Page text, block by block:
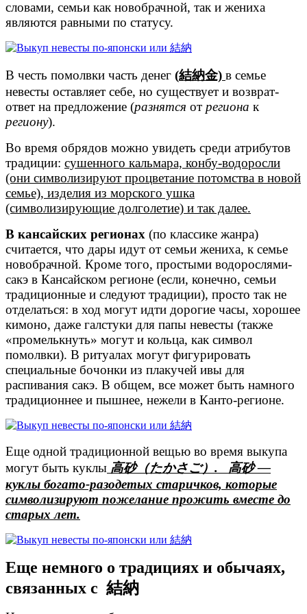
словами, семьи как новобрачной, так и жениха
являются равными по статусу.
В честь помолвки часть денег (結納金) в семье
невесты оставляет себе, но существует и возврат-
ответ на предложение (разнятся от региона к
региону).
Во время обрядов можно увидеть среди атрибутов
традиции: сушенного кальмара, конбу-водоросли
(они символизируют процветание потомства в новой
семье), изделия из морского ушка
(символизирующие долголетие) и так далее.
В кансайских регионах (по классике жанра)
считается, что дары идут от семьи жениха, к семье
новобрачной. Кроме того, простыми водорослями-
сакэ в Кансайском регионе (если, конечно, семьи
традиционные и следуют традиции), просто так не
отделаться: в ход могут идти дорогие часы, хорошее
кимоно, даже галстуки для папы невесты (также
«промелькнуть» могут и кольца, как символ
помолвки). В ритуалах могут фигурировать
специальные бочонки из плакучей ивы для
распивания сакэ. В общем, все может быть намного
традиционнее и пышнее, нежели в Канто-регионе.
Еще одной традиционной вещью во время выкупа
могут быть куклы 高砂（たかさご）. 高砂 —
куклы богато-разодетых старичков, которые
символизируют пожелание прожить вместе до
старых лет.
Еще немного о традициях и обычаях,
связанных с 結納